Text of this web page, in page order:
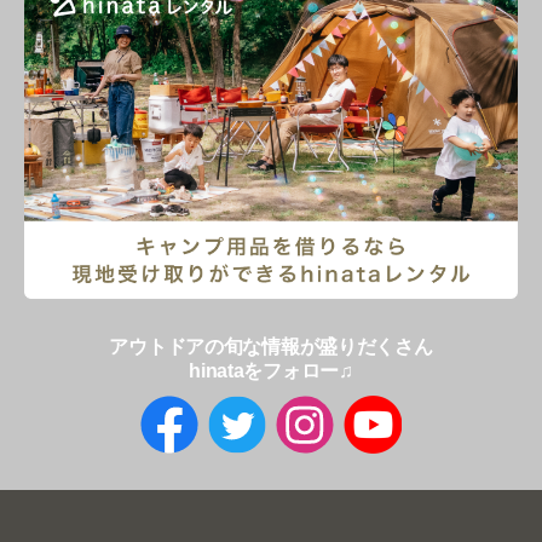
アウトドアの旬な情報が盛りだくさん
hinataをフォロー♫